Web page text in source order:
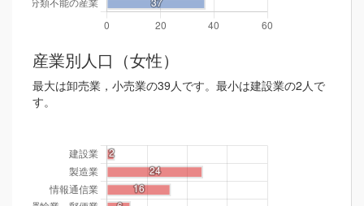
産業別人口（女性）
最大は卸売業，小売業の39人です。最小は建設業の2人で
す。